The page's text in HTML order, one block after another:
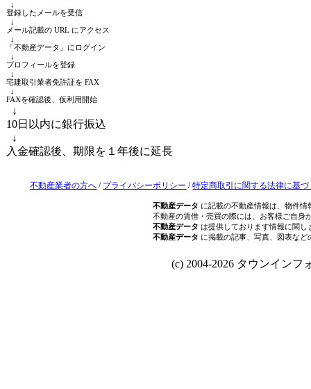
↓
登録したメールを受信
↓
メール記載の URL にアクセス
↓
「不動産データ」にログイン
↓
プロフィールを登録
↓
宅建取引業者免許証を FAX
↓
FAXを確認後、仮利用開始
↓
10日以内に銀行振込
↓
入金確認後、期限を１年後に延長
不動産業者の方へ / プライバシーポリシー /特定商取引に関する法律に基
不動産データ に記載の不動産情報は、物件
不動産の賃借・売買の際には、お客様ご自身
不動産データ は提供しております情報に関し
不動産データ に掲載の記事、写真、図表な
(c) 2004-2026 タウンインフ